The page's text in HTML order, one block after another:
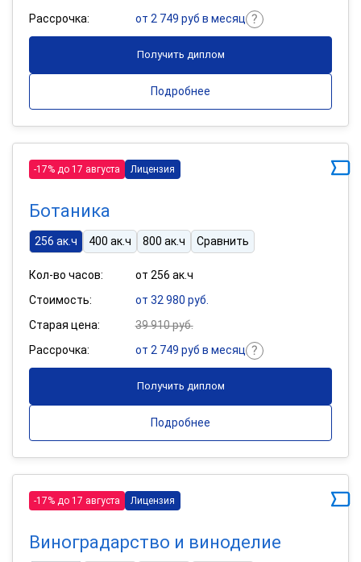
Рассрочка: от 2 749 руб в месяц
Получить диплом
Подробнее
-17% до 17 августа Лицензия
Ботаника
256 ак.ч 400 ак.ч 800 ак.ч Сравнить
Кол-во часов:
от 256 ак.ч
Стоимость:
от 32 980 руб.
Старая цена:
39 910 руб.
Рассрочка:
от 2 749 руб в месяц
Получить диплом
Подробнее
-17% до 17 августа Лицензия
Виноградарство и виноделие